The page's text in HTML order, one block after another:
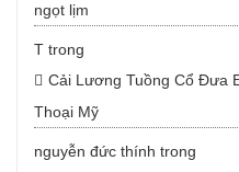
ngọt lịm
T trong
Cải Lương Tuồng Cổ Đưa
Thoại Mỹ
nguyễn đức thính trong